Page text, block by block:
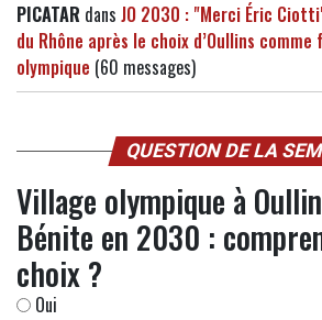
PICATAR dans JO 2030 : "Merci Éric
du Rhône après le choix d’Oullins
olympique (60 messages)
QUESTION DE LA
Village olympique à
Bénite en 2030 :
choix ?
Oui